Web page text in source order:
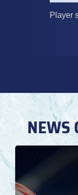
NEWS